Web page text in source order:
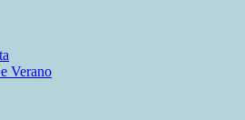
Verano